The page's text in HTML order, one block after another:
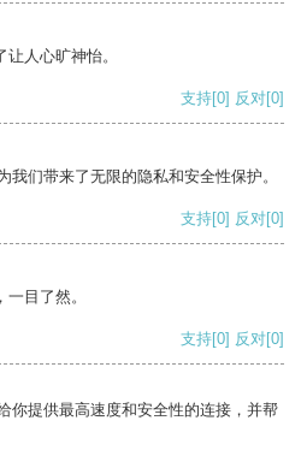
人心旷神怡。
支持[0] 反对[0]
们带来了无限的隐私和安全性保护。
支持[0] 反对[0]
目了然。
支持[0] 反对[0]
你提供最高速度和安全性的连接，并帮